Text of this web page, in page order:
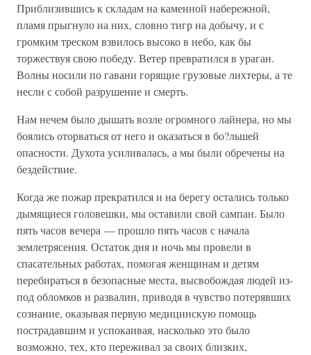
Приблизившись к складам на каменной набережной,
пламя прыгнуло на них, словно тигр на добычу, и с
громким треском взвилось высоко в небо, как бы
торжествуя свою победу. Ветер превратился в ураган.
Волны носили по гавани горящие грузовые лихтеры, а те
несли с собой разрушение и смерть.
Нам нечем было дышать возле огромного лайнера, но мы
боялись оторваться от него и оказаться в бо?льшей
опасности. Духота усиливалась, а мы были обречены на
бездействие.
Когда же пожар прекратился и на берегу остались только
дымящиеся головешки, мы оставили свой сампан. Было
пять часов вечера — прошло пять часов с начала
землетрясения. Остаток дня и ночь мы провели в
спасательных работах, помогая женщинам и детям
перебираться в безопасные места, высвобождая людей из-
под обломков и развалин, приводя в чувство потерявших
сознание, оказывая первую медицинскую помощь
пострадавшим и успокаивая, насколько это было
возможно, тех, кто переживал за своих близких,